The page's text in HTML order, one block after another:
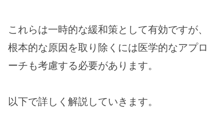
これらは一時的な緩和策として有効ですが、
根本的な原因を取り除くには医学的なアプロ
ーチも考慮する必要があります。
以下で詳しく解説していきます。